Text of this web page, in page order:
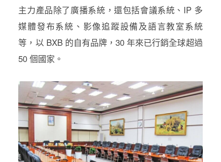
主力產品除了廣播系統，還包括會議系統、IP 多
媒體發布系統、影像追蹤設備及語言教室系統
等，以 BXB 的自有品牌，30 年來已行銷全球超過
50 個國家。